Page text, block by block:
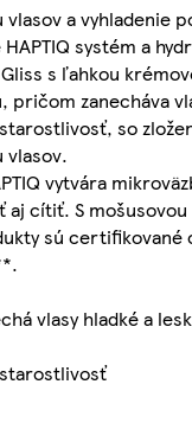
a vyhladenie
systém a
s ľahkou
zanecháva
so
vlasov.
vytvára
cítiť. S
sú certifikované
vlasy hladké a